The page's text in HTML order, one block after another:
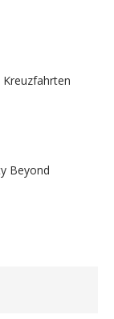
Beyond